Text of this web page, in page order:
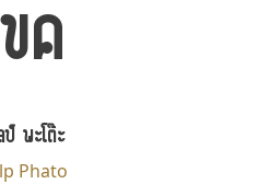
ค
พะโต๊ะ
Phato